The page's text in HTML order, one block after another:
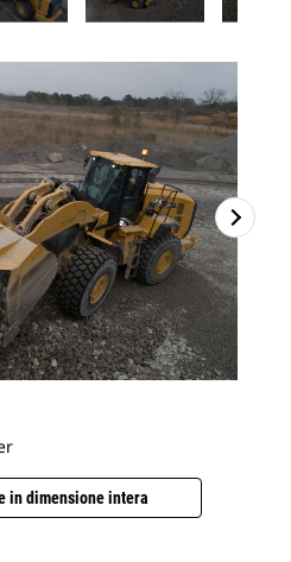
in dimensione intera